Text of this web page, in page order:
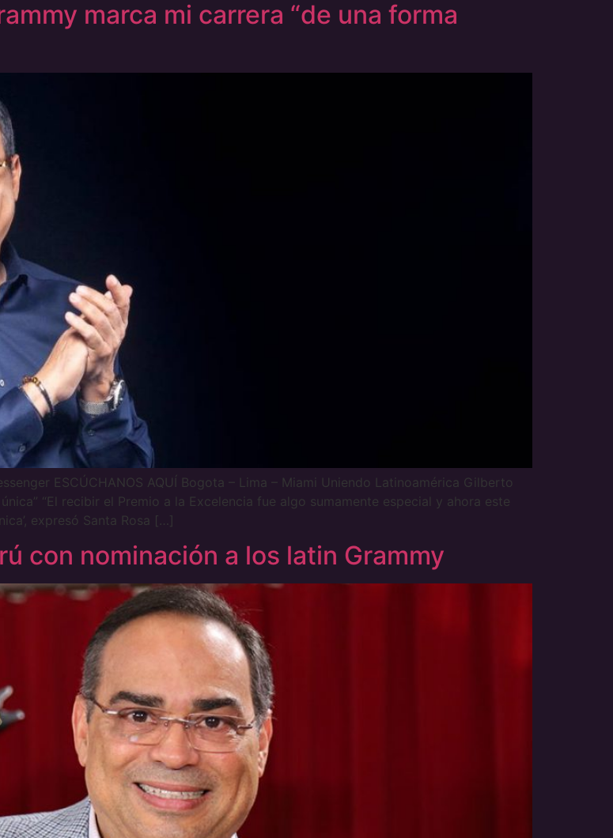
marca mi carrera “de una forma
ESCÚCHANOS AQUÍ Bogota – Lima – Miami Uniendo Latinoamérica Gilberto
“El recibir el Premio a la Excelencia fue algo sumamente especial y ahora este
expresó Santa Rosa […]
con nominación a los latin Grammy